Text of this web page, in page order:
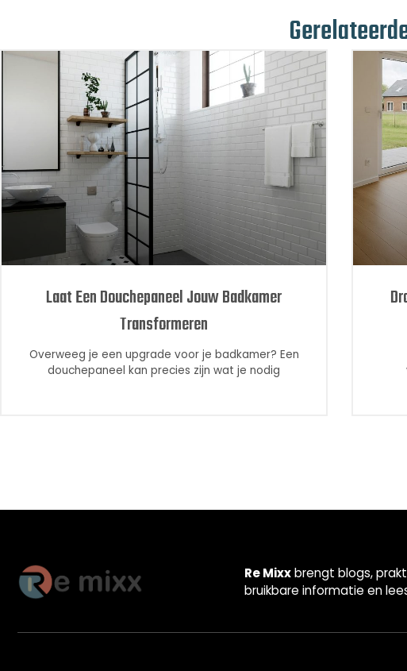
Laat Een Douchepaneel Jouw Badkamer
Transformeren
Overweeg je een upgrade voor je badkamer? Een
douchepaneel kan precies zijn wat je nodig
Re Mixxbrengt blogs,
bruikbare informatie en